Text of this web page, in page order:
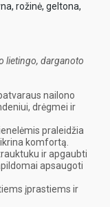
rožinė, geltona,
lietingo, darganoto
nailono
drėgmei ir
praleidžia
komfortą.
ir apgaubti
apsaugoti
įprastiems ir